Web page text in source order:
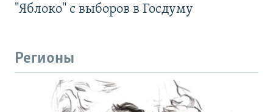
"Яблоко" с выборов в Госдуму
Регионы